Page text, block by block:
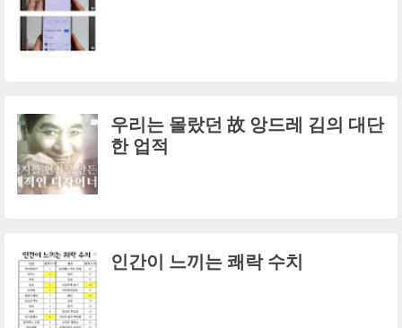
우리는 몰랐던 故 앙드레 김의 대단
한 업적
인간이 느끼는 쾌락 수치